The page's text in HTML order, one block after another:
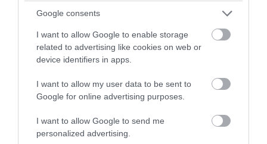
Google consents
I want to allow Google to enable storage
related to advertising like cookies on web or
device identifiers in apps.
I want to allow my user data to be sent to
Google for online advertising purposes.
I want to allow Google to send me
personalized advertising.
egy csipet sót is, végül tiszta vízzel töröld át.